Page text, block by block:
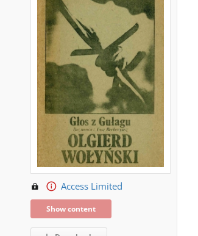
Access Limited
Show content